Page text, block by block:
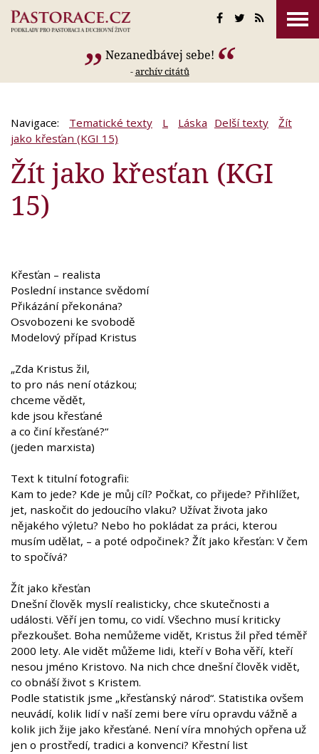
Nezanedbávej sebe!
-archív citátů
Navigace: Tematické texty L Láska Delší texty
Žít
jako křesťan (KGI 15)
Žít jako křesťan (KGI
15)
Křesťan – realista
Poslední instance svědomí
Přikázání překonána?
Osvobozeni ke svobodě
Modelový případ Kristus
„Zda Kristus žil,
to pro nás není otázkou;
chceme vědět,
kde jsou křesťané
a co činí křesťané?“
(jeden marxista)
Text k titulní fotografii:
Kam to jede? Kde je můj cíl? Počkat, co přijede? Přihlížet,
jet, naskočit do jedoucího vlaku? Užívat života jako
nějakého výletu? Nebo ho pokládat za práci, kterou
musím udělat, – a poté odpočinek? Žít jako křesťan: V čem
to spočívá?
Žít jako křesťan
Dnešní člověk myslí realisticky, chce skutečnosti a
události. Věří jen tomu, co vidí. Všechno musí kriticky
přezkoušet. Boha nemůžeme vidět, Kristus žil před téměř
2000 lety. Ale vidět můžeme lidi, kteří v Boha věří, kteří
nesou jméno Kristovo. Na nich chce dnešní člověk vidět,
co obnáší život s Kristem.
Podle statistik jsme „křesťanský národ“. Statistika ovšem
neuvádí, kolik lidí v naší zemi bere víru opravdu vážně a
kolik jich žije jako křesťané. Není víra mnohých opřena už
jen o prostředí, tradici a konvenci? Křestní list